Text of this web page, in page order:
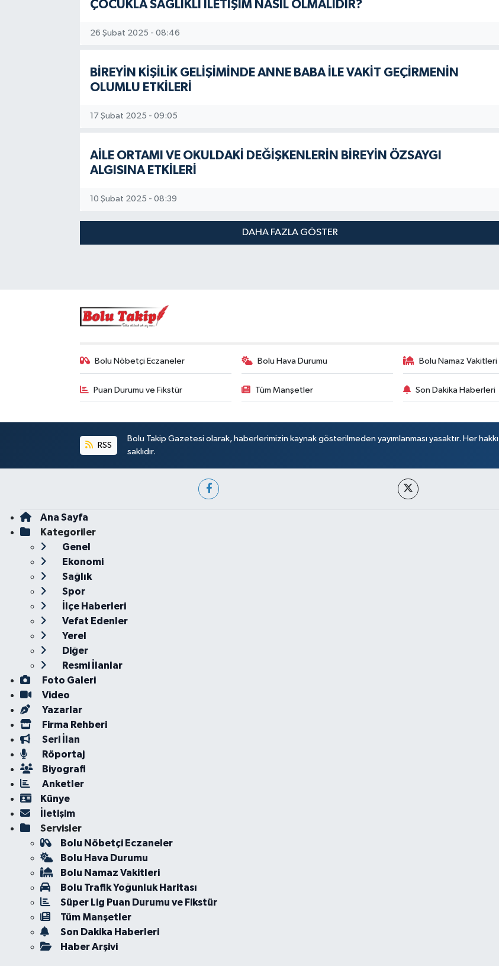
ÇOCUKLA SAĞLIKLI İLETİŞİM NASIL OLMALIDIR?
26 Şubat 2025 - 08:46
BİREYİN KİŞİLİK GELİŞİMİNDE ANNE BABA İLE VAKİT GEÇİRMENİN
OLUMLU ETKİLERİ
17 Şubat 2025 - 09:05
AİLE ORTAMI VE OKULDAKİ DEĞİŞKENLERİN BİREYİN ÖZSAYGI
ALGISINA ETKİLERİ
10 Şubat 2025 - 08:39
DAHA FAZLA GÖSTER
Bolu Nöbetçi Eczaneler Bolu Hava Durumu Bolu Namaz Vakitleri
Puan Durumu ve Fikstür Tüm Manşetler Son Dakika Haberleri
RSS
Bolu Takip Gazetesi olarak, haberlerimizin kaynak gösterilmeden yayımlanması yasaktır. Her hakkı
saklıdır.
Ana Sayfa
Kategoriler
Genel
Ekonomi
Sağlık
Spor
İlçe Haberleri
Vefat Edenler
Yerel
Diğer
Resmi İlanlar
Foto Galeri
Video
Yazarlar
Firma Rehberi
Seri İlan
Röportaj
Biyografi
Anketler
Künye
İletişim
Servisler
Bolu Nöbetçi Eczaneler
Bolu Hava Durumu
Bolu Namaz Vakitleri
Bolu Trafik Yoğunluk Haritası
Süper Lig Puan Durumu ve Fikstür
Tüm Manşetler
Son Dakika Haberleri
Haber Arşivi